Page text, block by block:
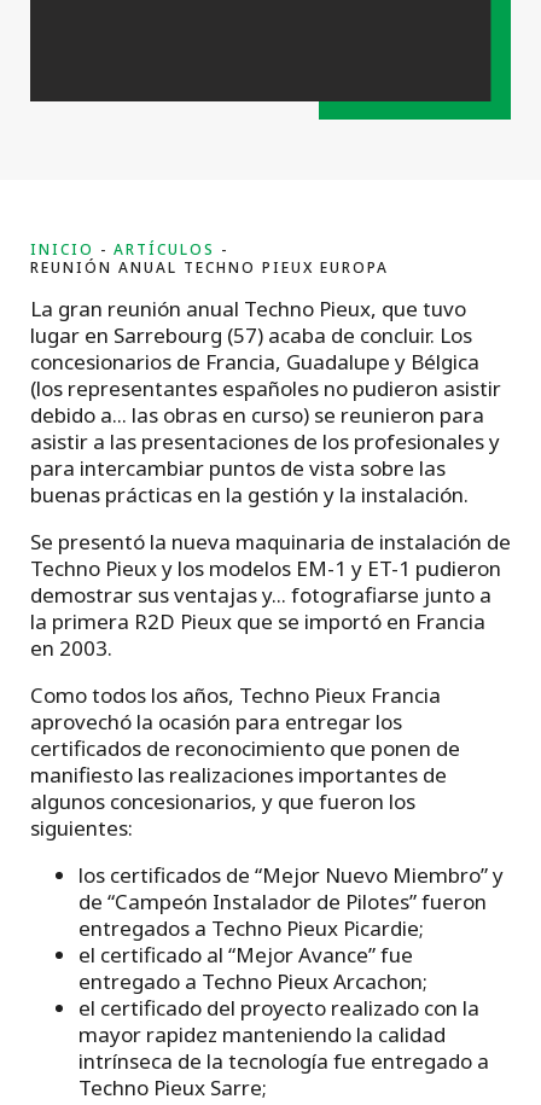
INICIO
ARTÍCULOS
REUNIÓN ANUAL TECHNO PIEUX EUROPA
La gran reunión anual Techno Pieux, que tuvo
lugar en Sarrebourg (57) acaba de concluir. Los
concesionarios de Francia, Guadalupe y Bélgica
(los representantes españoles no pudieron asistir
debido a... las obras en curso) se reunieron para
asistir a las presentaciones de los profesionales y
para intercambiar puntos de vista sobre las
buenas prácticas en la gestión y la instalación.
Se presentó la nueva maquinaria de instalación de
Techno Pieux y los modelos EM-1 y ET-1 pudieron
demostrar sus ventajas y... fotografiarse junto a
la primera R2D Pieux que se importó en Francia
en 2003.
Como todos los años, Techno Pieux Francia
aprovechó la ocasión para entregar los
certificados de reconocimiento que ponen de
manifiesto las realizaciones importantes de
algunos concesionarios, y que fueron los
siguientes:
los certificados de “Mejor Nuevo Miembro” y
de “Campeón Instalador de Pilotes” fueron
entregados a Techno Pieux Picardie;
el certificado al “Mejor Avance” fue
entregado a Techno Pieux Arcachon;
el certificado del proyecto realizado con la
mayor rapidez manteniendo la calidad
intrínseca de la tecnología fue entregado a
Techno Pieux Sarre;